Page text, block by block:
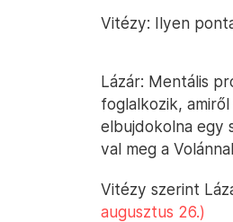
Vitézy: Ilyen
Lázár: Mentális
foglalkozik,
elbujdokolna egy
val meg a
Vitézy szerint
augusztus 26.)